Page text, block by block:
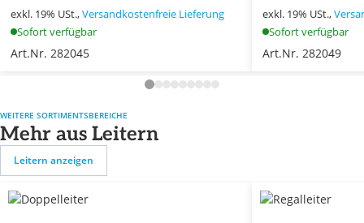
exkl. 19% USt.,Versandkostenfreie Lieferung
Sofort verfügbar
Art.Nr. 282045
exkl. 19% USt.,
Sofort verfügbar
Art.Nr. 282049
WEITERE SORTIMENTSBEREICHE
Mehr aus Leitern
Leitern anzeigen